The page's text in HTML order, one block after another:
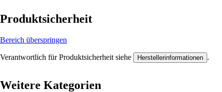
Produktsicherheit
Bereich überspringen
Verantwortlich für Produktsicherheit siehe Herstellerinformationen .
Weitere Kategorien